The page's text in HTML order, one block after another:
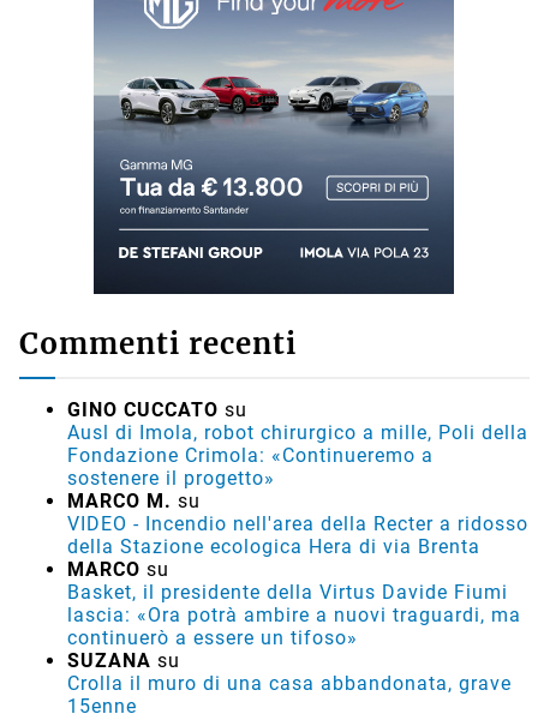
Commenti recenti
GINO CUCCATO su
Ausl di Imola, robot chirurgico a mille, Poli della
Fondazione Crimola: «Continueremo a
sostenere il progetto»
MARCO M. su
VIDEO - Incendio nell'area della Recter a ridosso
della Stazione ecologica Hera di via Brenta
MARCO su
Basket, il presidente della Virtus Davide Fiumi
lascia: «Ora potrà ambire a nuovi traguardi, ma
continuerò a essere un tifoso»
SUZANA su
Crolla il muro di una casa abbandonata, grave
15enne